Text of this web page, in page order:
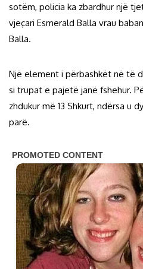
sotëm, policia ka zbardhur një
vjeçari Esmerald Balla vrau
Balla.
Një element i përbashkët në të
si trupat e pajetë janë fshehur.
zhdukur më 13 Shkurt, ndërsa u
parë.